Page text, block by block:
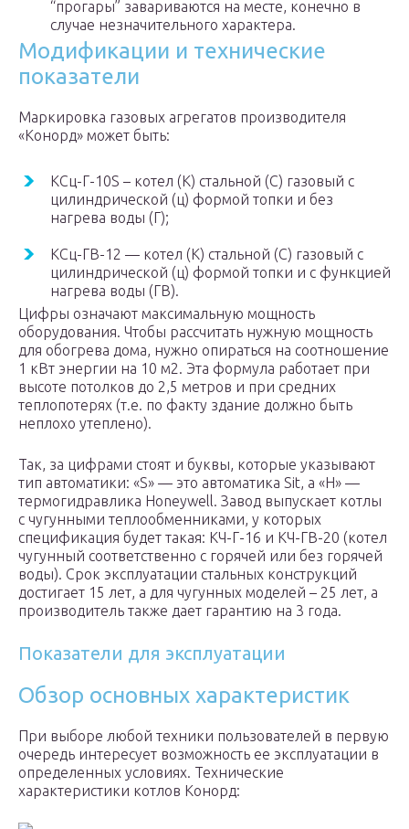
“прогары” завариваются на месте, конечно в
случае незначительного характера.
Модификации и технические
показатели
Маркировка газовых агрегатов производителя
«Конорд» может быть:
КСц-Г-10S – котел (К) стальной (С) газовый с
цилиндрической (ц) формой топки и без
нагрева воды (Г);
КСц-ГВ-12 — котел (К) стальной (С) газовый с
цилиндрической (ц) формой топки и с функцией
нагрева воды (ГВ).
Цифры означают максимальную мощность
оборудования. Чтобы рассчитать нужную мощность
для обогрева дома, нужно опираться на соотношение
1 кВт энергии на 10 м2. Эта формула работает при
высоте потолков до 2,5 метров и при средних
теплопотерях (т.е. по факту здание должно быть
неплохо утеплено).
Так, за цифрами стоят и буквы, которые указывают
тип автоматики: «S» — это автоматика Sit, а «H» —
термогидравлика Honeywell. Завод выпускает котлы
с чугунными теплообменниками, у которых
спецификация будет такая: КЧ-Г-16 и КЧ-ГВ-20 (котел
чугунный соответственно с горячей или без горячей
воды). Срок эксплуатации стальных конструкций
достигает 15 лет, а для чугунных моделей – 25 лет, а
производитель также дает гарантию на 3 года.
Показатели для эксплуатации
Обзор основных характеристик
При выборе любой техники пользователей в первую
очередь интересует возможность ее эксплуатации в
определенных условиях. Технические
характеристики котлов Конорд: